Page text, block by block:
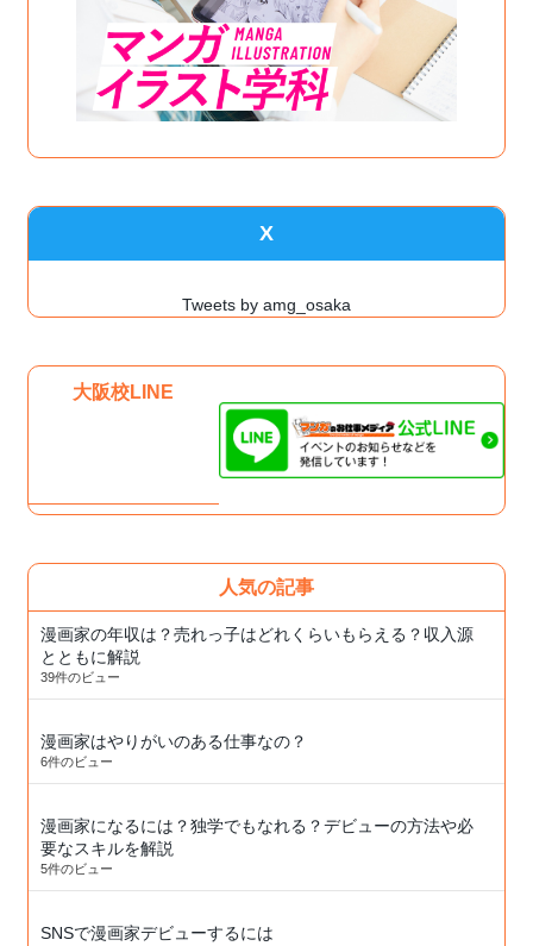
X
Tweets by amg_osaka
大阪校LINE
人気の記事
漫画家の年収は？売れっ子はどれくらいもらえる？収入源
とともに解説
39件のビュー
漫画家はやりがいのある仕事なの？
6件のビュー
漫画家になるには？独学でもなれる？デビューの方法や必
要なスキルを解説
5件のビュー
SNSで漫画家デビューするには